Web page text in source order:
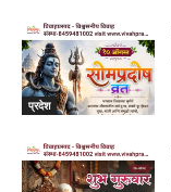
प्रदेश